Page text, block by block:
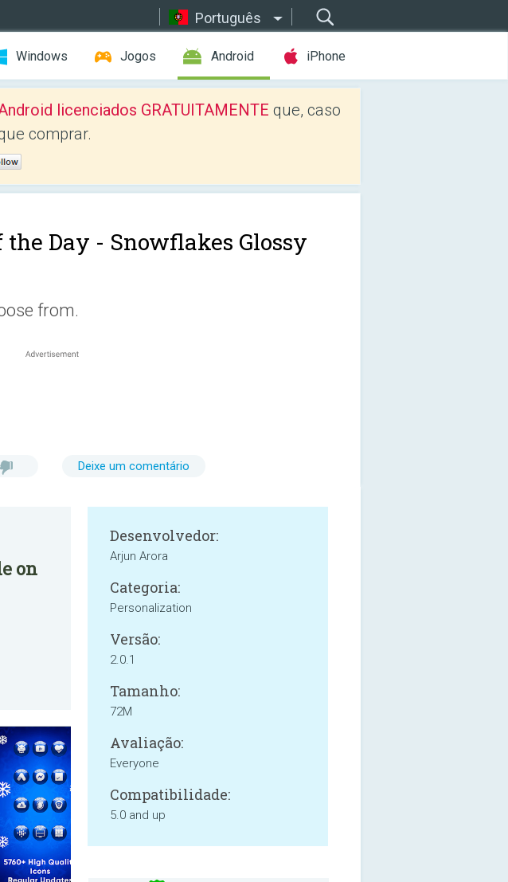
Português
Windows Jogos Android iPhone
licenciados GRATUITAMENTE que, caso
comprar.
Day - Snowflakes Glossy
from.
Deixe um comentário
on
Desenvolvedor:
Arjun Arora
Categoria:
Personalization
Versão:
2.0.1
Tamanho:
72M
Avaliação:
Everyone
Compatibilidade:
5.0 and up